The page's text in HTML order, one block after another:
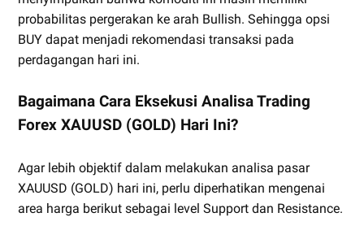
probabilitas pergerakan ke arah Bullish. Sehingga opsi
BUY dapat menjadi rekomendasi transaksi pada
perdagangan hari ini.
Bagaimana Cara Eksekusi Analisa Trading
Forex XAUUSD (GOLD) Hari Ini?
Agar lebih objektif dalam melakukan analisa pasar
XAUUSD (GOLD) hari ini, perlu diperhatikan mengenai
area harga berikut sebagai level Support dan Resistance.